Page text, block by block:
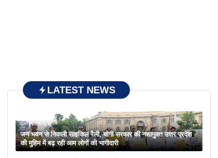
LATEST NEWS
August 8, 2026
जन भवन से निकली साइकिल रैली, योगी सरकार की नशामुक्त उत्तर प्रदेश
की मुहिम में बढ़ रही आम लोगों की भागीदारी